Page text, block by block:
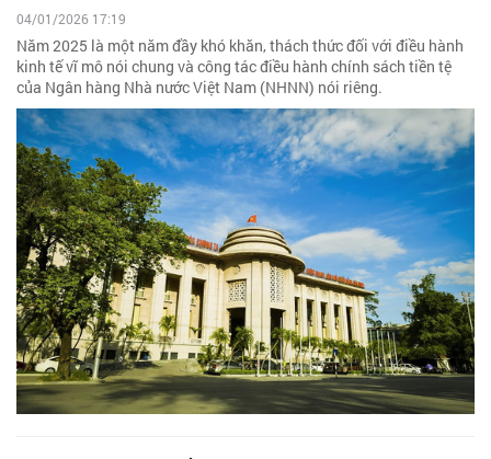
04/01/2026 17:19
Năm 2025 là một năm đầy khó khăn, thách thức đối với điều hành
kinh tế vĩ mô nói chung và công tác điều hành chính sách tiền tệ
của Ngân hàng Nhà nước Việt Nam (NHNN) nói riêng.